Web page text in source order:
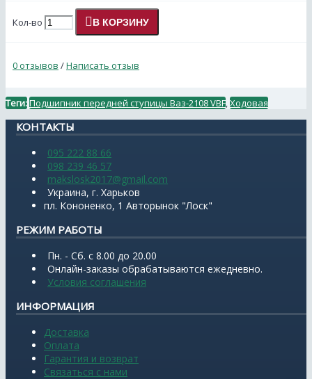
Кол-во В КОРЗИНУ
0 отзывов /Написать отзыв
Теги:Подшипник передней ступицы Ваз-2108 VBF Ходовая
КОНТАКТЫ
095 222 88 66
098 239 46 57
makslosk2017@gmail.com
Украина, г. Харьков
пл. Кононенко, 1 Авторынок "Лоск"
РЕЖИМ РАБОТЫ
Пн. - Сб. с 8.00 до 20.00
Онлайн-заказы обрабатываются ежедневно.
Условия соглашения
ИНФОРМАЦИЯ
Доставка
Оплата
Гарантия и возврат
Связаться с нами